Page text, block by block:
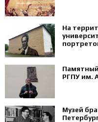
На
РГПУ им.
Музей